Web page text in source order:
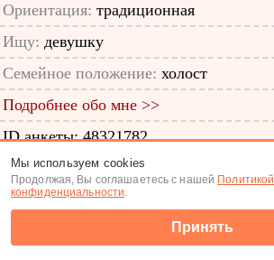
Ориентация: традиционная
Ищу: девушку
Семейное положение: холост
Подробнее обо мне >>
ID анкеты: 48321782
Знакомства|Поиск анкет
(c) Tabor.ru 2026
Мы используем cookies
Продолжая, Вы соглашаетесь с нашей Политикой
конфиденциальности.
Принять